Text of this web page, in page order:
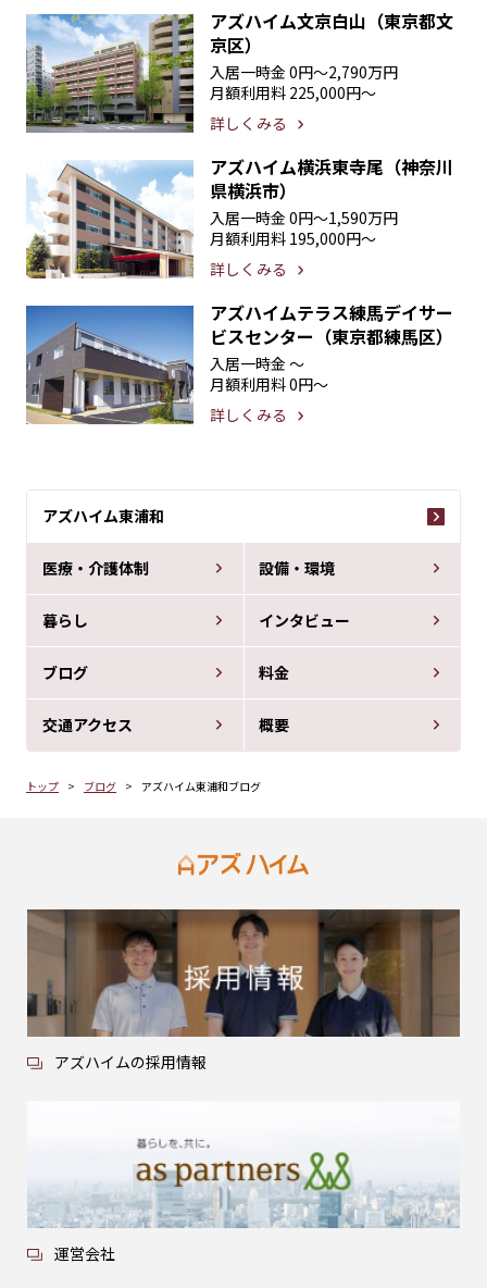
アズハイム東浦和
医療・介護体制 設備・環境
暮らし インタビュー
ブログ 料金
交通アクセス 概要
トップ ブログ アズハイム東浦和ブログ
アズハイム文京白山（東京都文
京区）
入居一時金 0円〜2,790万円
月額利用料 225,000円〜
詳しくみる
アズハイム横浜東寺尾（神奈川
県横浜市）
入居一時金 0円〜1,590万円
月額利用料 195,000円〜
詳しくみる
アズハイムテラス練馬デイサー
ビスセンター（東京都練馬区）
入居一時金 〜
月額利用料0円〜
詳しくみる
アズハイムの採用情報
運営会社